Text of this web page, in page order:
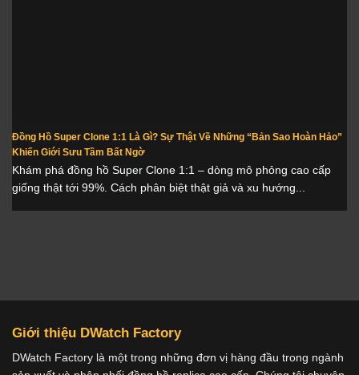
Đồng Hồ Super Clone 1:1 Là Gì? Sự Thật Về Những “Bản Sao Hoàn Hảo”
Khiến Giới Sưu Tầm Bất Ngờ
Khám phá đồng hồ Super Clone 1:1 – dòng mô phỏng cao cấp
giống thật tới 99%. Cách phân biệt thật giả và xu hướng...
Giới thiệu DWatch Factory
DWatch Factory là một trong những đơn vị hàng đầu trong ngành